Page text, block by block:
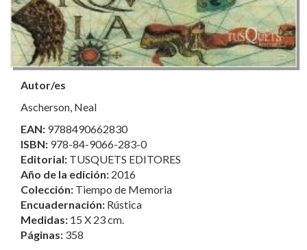
Autor/es
Ascherson, Neal
EAN: 9788490662830
ISBN: 978-84-9066-283-0
Editorial: TUSQUETS EDITORES
Año de la edición: 2016
Colección: Tiempo de Memoria
Encuadernación: Rústica
Medidas: 15 X 23 cm.
Páginas: 358